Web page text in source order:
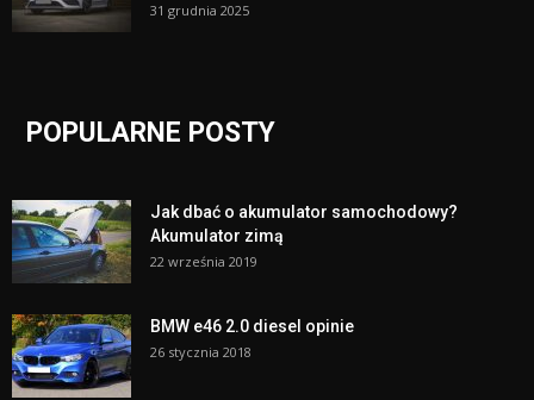
31 grudnia 2025
POPULARNE POSTY
Jak dbać o akumulator samochodowy?
Akumulator zimą
22 września 2019
BMW e46 2.0 diesel opinie
26 stycznia 2018